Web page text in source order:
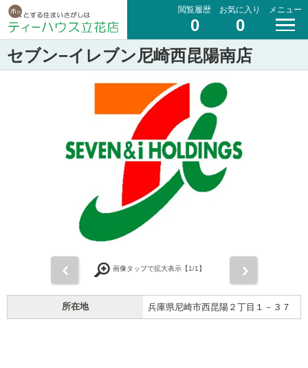
閲覧履歴
0
お気に入り
0
メニュー
セブン−イレブン尼崎西昆陽南店
画像タップで拡大表示【1/1】
所在地 兵庫県尼崎市西昆陽２丁目１－３７